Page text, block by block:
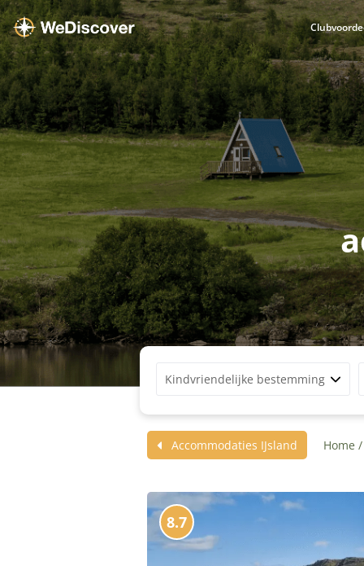
Kindvriendelijke bestemming
Accommodaties IJsland Home
8.7